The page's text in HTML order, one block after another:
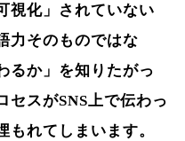
視化」されていない
力そのものではな
るか」を知りたがっ
セスがSNS上で伝わっ
れてしまいます。